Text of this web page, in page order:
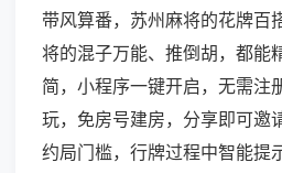
带风算番，苏州麻将的花牌百
将的混子万能、推倒胡，都能
简，小程序一键开启，无需注
玩，免房号建房，分享即可邀
约局门槛，行牌过程中智能提